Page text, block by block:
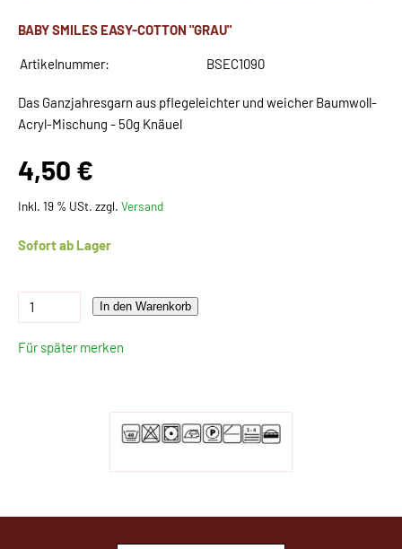
BABY SMILES EASY-COTTON "GRAU"
Artikelnummer: BSEC1090
Das Ganzjahresgarn aus pflegeleichter und weicher Baumwoll-
Acryl-Mischung - 50g Knäuel
4,50 €
Inkl. 19 % USt. zzgl. Versand
Sofort ab Lager
In den Warenkorb
Für später merken